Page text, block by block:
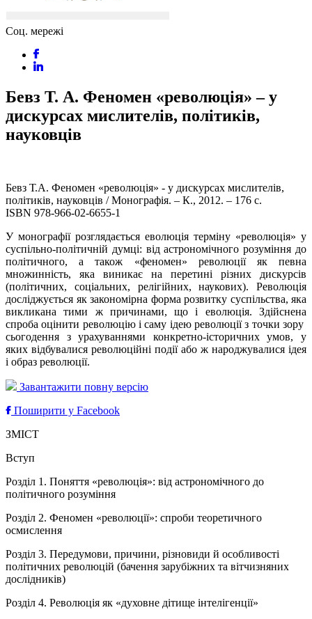
Соц. мережі
Бевз Т. А. Феномен «революція» – у
дискурсах мислителів, політиків,
науковців
Бевз Т.А. Феномен «революція» - у дискурсах мислителів,
політиків, науковців / Монографія. – К., 2012. – 176 с.
ISBN 978-966-02-6655-1
У монографії розглядається еволюція терміну «революція» у
суспільно-політичній думці: від астрономічного розуміння до
політичного, а також «феномен» революції як певна
множинність, яка виникає на перетині різних дискурсів
(політичних, соціальних, релігійних, наукових). Революція
досліджується як закономірна форма розвитку суспільства, яка
викликана тими ж причинами, що і еволюція. Здійснена
спроба оцінити революцію і саму ідею революції з точки зору
сьогодення з урахуваннями конкретно-історичних умов, у
яких відбувалися революційні події або ж народжувалися ідея
і образ революції.
Завантажити повну версію
Поширити у Facebook
ЗМІСТ
Вступ
Розділ 1. Поняття «революція»: від астрономічного до
політичного розуміння
Розділ 2. Феномен «революції»: спроби теоретичного
осмислення
Розділ 3. Передумови, причини, різновиди й особливості
політичних революцій (бачення зарубіжних та вітчизняних
дослідників)
Розділ 4. Революція як «духовне дітище інтелігенції»